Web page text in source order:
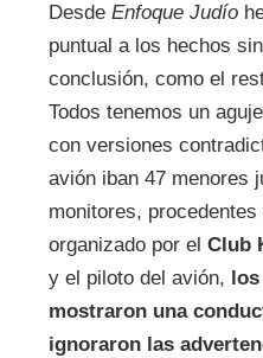
Desde Enfoque Judío
puntual a los hechos
conclusión, como el
Todos tenemos un
con versiones
avión iban 47 menores
monitores,
organizado por el Club
y el piloto del avión, los
mostraron una
ignoraron las